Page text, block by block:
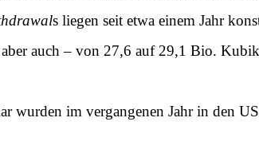
s liegen seit etwa einem Jahr
auch – von 27,6 auf 29,1 Bio.
wurden im vergangenen Jahr in den